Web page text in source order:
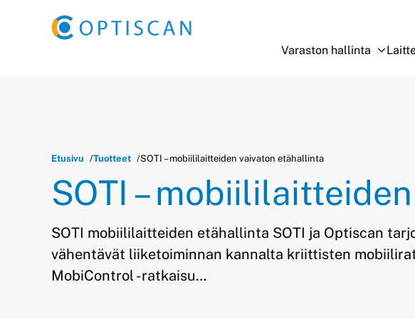
Varaston hallinta
Avaa
Sulje
Etusivu Tuotteet SOTI – mobiililaitteiden vaivaton etähallinta
SOTI –
SOTI mobiililaitteiden etähallinta SOTI ja Optiscan
vähentävät liiketoiminnan kannalta kriittisten
MobiControl -ratkaisu…